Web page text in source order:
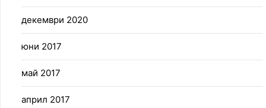
декември 2020
юни 2017
май 2017
април 2017